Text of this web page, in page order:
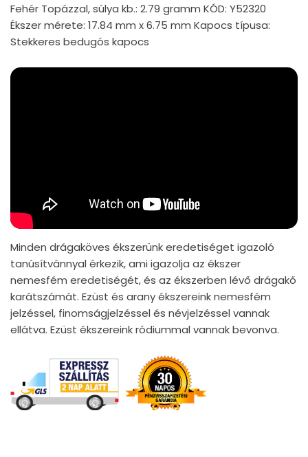
Fehér Topázzal, súlya kb.: 2.79 gramm KÓD: Y52320
Ékszer mérete: 17.84 mm x 6.75 mm Kapocs típusa:
Stekkeres bedugós kapocs
Minden drágaköves ékszerünk eredetiséget igazoló
tanúsítvánnyal érkezik, ami igazolja az ékszer
nemesfém eredetiségét, és az ékszerben lévő drágakő
karátszámát. Ezüst és arany ékszereink nemesfém
jelzéssel, finomságjelzéssel és névjelzéssel vannak
ellátva. Ezüst ékszereink ródiummal vannak bevonva.